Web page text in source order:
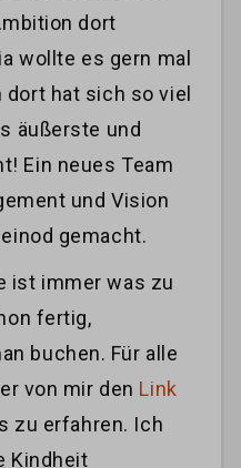
dort
wollte es gern mal
dort hat sich so viel
äußerste und
Ein neues Team
und Vision
gemacht.
ist immer was zu
fertig,
buchen. Für alle
von mir den Link
zu erfahren. Ich
Kindheit